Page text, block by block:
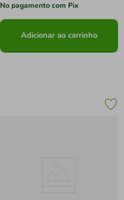
No pagamento com Pix
Adicionar ao carrinho